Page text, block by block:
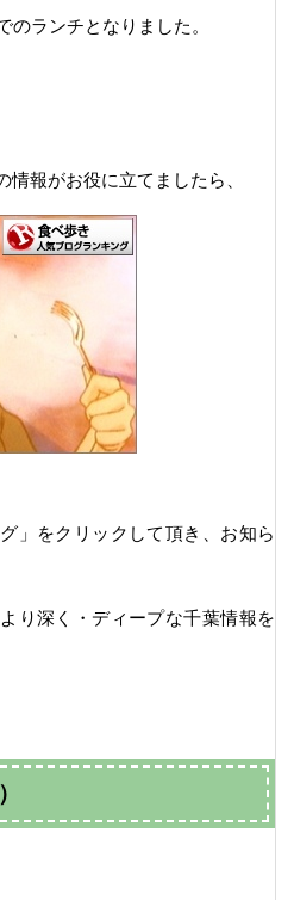
のランチとなりました。
報がお役に立てましたら、
」をクリックして頂き、お知ら
り深く・ディープな千葉情報を